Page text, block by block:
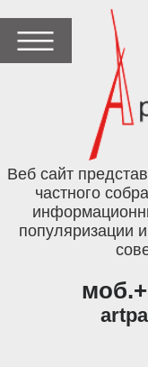
Веб сайт
частного
популяризации